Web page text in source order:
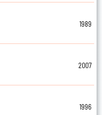
1989
2007
1996